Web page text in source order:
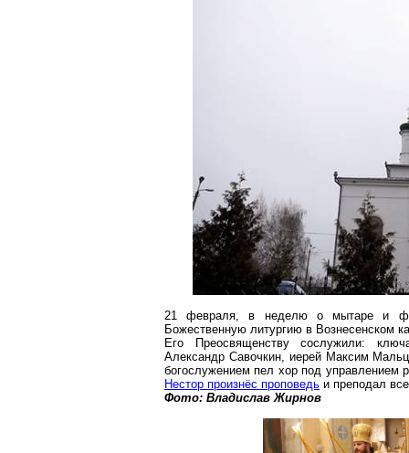
21 февраля, в неделю о мытаре и
Божественную литургию в Вознесенском
Его Преосвященству сослужили:
Александр Савочкин, иерей Максим
богослужением пел хор под управлением
Нестор произнёс проповедь и преподал
Фото: Владислав Жирнов